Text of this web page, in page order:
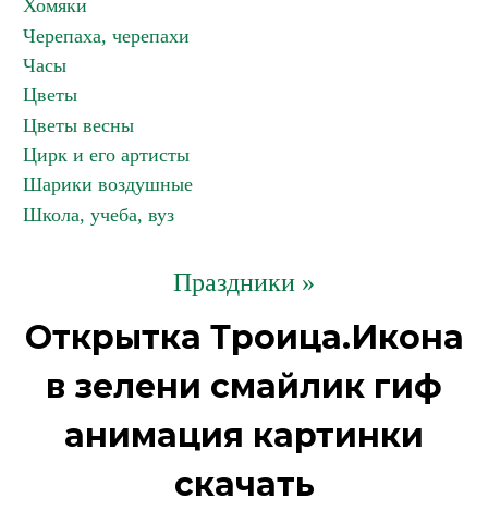
Хомяки
Черепаха, черепахи
Часы
Цветы
Цветы весны
Цирк и его артисты
Шарики воздушные
Школа, учеба, вуз
Праздники »
Открытка Троица.Икона
в зелени смайлик гиф
анимация картинки
скачать